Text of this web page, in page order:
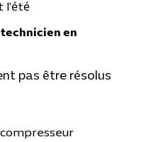
l'été
en
pas être résolus